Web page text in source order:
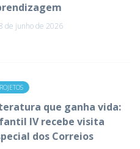
de junho de 2026
que ganha vida:
IV recebe visita
dos Correios